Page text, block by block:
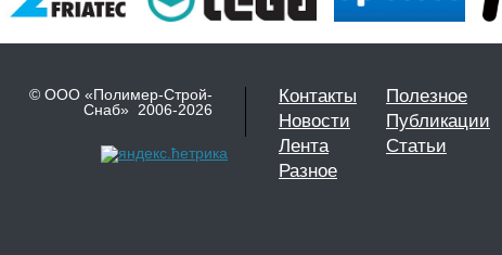
© ООО «Полимер-Строй-
Снаб» 2006-2026
Контакты
Новости
Лента
Полезное
Публикации
Статьи
Разное